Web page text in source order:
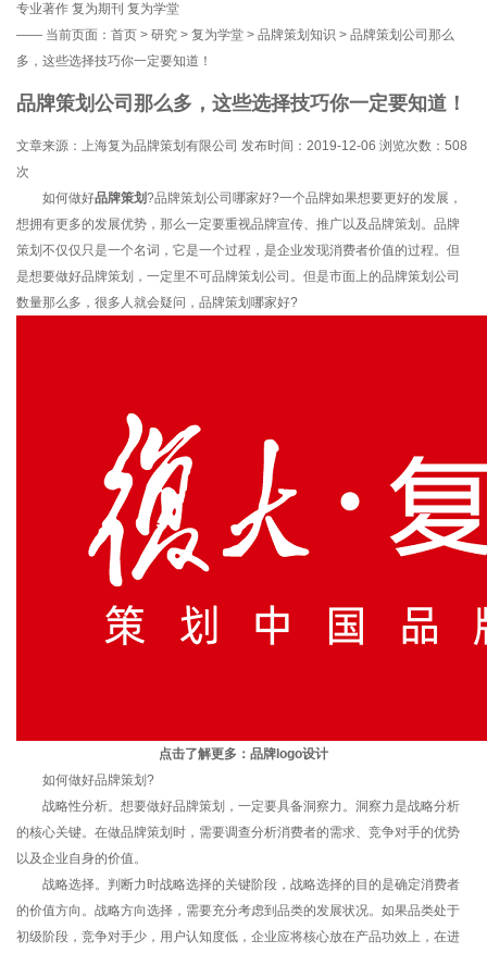
专业著作 复为期刊 复为学堂
—— 当前页面： 首页 > 研究 > 复为学堂 > 品牌策划知识 > 品牌策划公司那么
多，这些选择技巧你一定要知道！
品牌策划公司那么多，这些选择技巧你一定要知道！
文章来源：上海复为品牌策划有限公司 发布时间：2019-12-06 浏览次数： 508
次
如何做好品牌策划?品牌策划公司哪家好?一个品牌如果想要更好的发展，
想拥有更多的发展优势，那么一定要重视品牌宣传、推广以及品牌策划。品牌
策划不仅仅只是一个名词，它是一个过程，是企业发现消费者价值的过程。但
是想要做好品牌策划，一定里不可品牌策划公司。但是市面上的品牌策划公司
数量那么多，很多人就会疑问，品牌策划哪家好?
点击了解更多： 品牌logo设计
如何做好品牌策划?
战略性分析。想要做好品牌策划，一定要具备洞察力。洞察力是战略分析
的核心关键。在做品牌策划时，需要调查分析消费者的需求、竞争对手的优势
以及企业自身的价值。
战略选择。判断力时战略选择的关键阶段，战略选择的目的是确定消费者
的价值方向。战略方向选择，需要充分考虑到品类的发展状况。如果品类处于
初级阶段，竞争对手少，用户认知度低，企业应将核心放在产品功效上，在进